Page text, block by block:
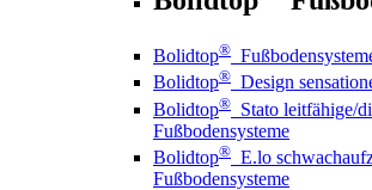
Bolidtop®
Bolidtop® Design
Bolidtop® Stato leitfähige/
Fußbodensysteme
Bolidtop® E.lo
Fußbodensysteme